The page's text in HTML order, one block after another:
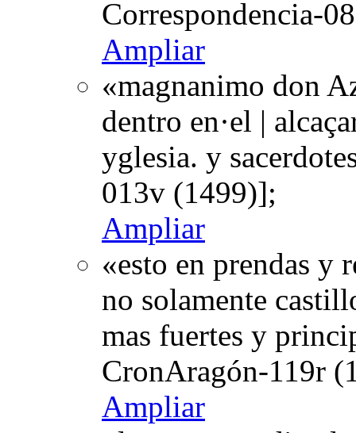
Correspondencia-
Ampliar
«magnanimo don
dentro en·el |
yglesia. y
013v (1499)];
Ampliar
«esto en prendas y
no solamente
mas fuertes y
CronAragón-119r
Ampliar